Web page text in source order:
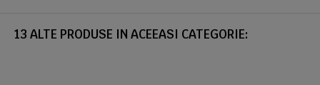
13 ALTE PRODUSE IN ACEEASI CATEGORIE: